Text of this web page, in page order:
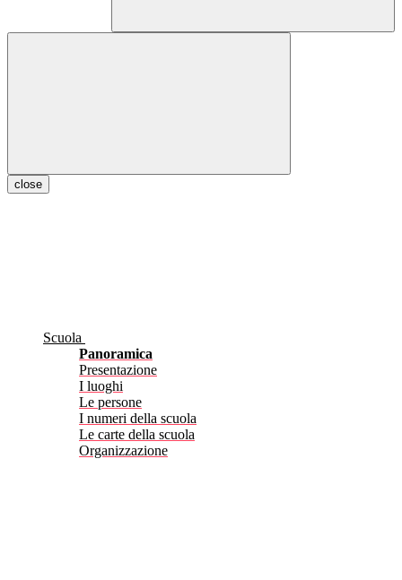
close
Scuola
Panoramica
Presentazione
I luoghi
Le persone
I numeri della scuola
Le carte della scuola
Organizzazione